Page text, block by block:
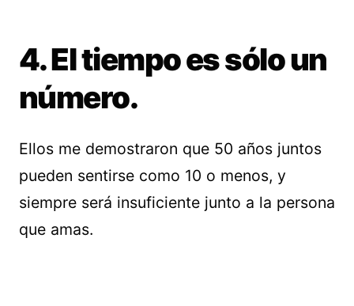
4. El tiempo es sólo un
número.
Ellos me demostraron que 50 años juntos
pueden sentirse como 10 o menos, y
siempre será insuficiente junto a la persona
que amas.